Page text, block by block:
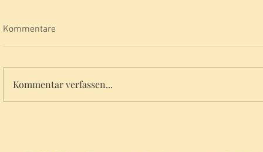
Kommentare
Kommentar verfassen...